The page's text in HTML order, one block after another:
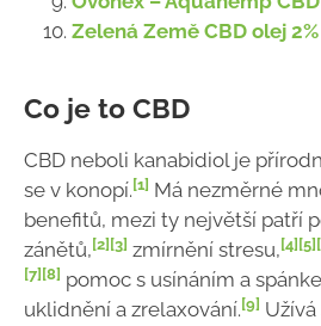
Zelená Země CBD olej 2%
Co je to CBD
CBD neboli kanabidiol je
se v konopí. [1] Má nezměrné
benefitů, mezi ty největší patří
zánětů, [2] [3] zmírnění stresu, [4] [5]
[7] [8] pomoc s usínáním a
uklidnění a zrelaxování. [9]